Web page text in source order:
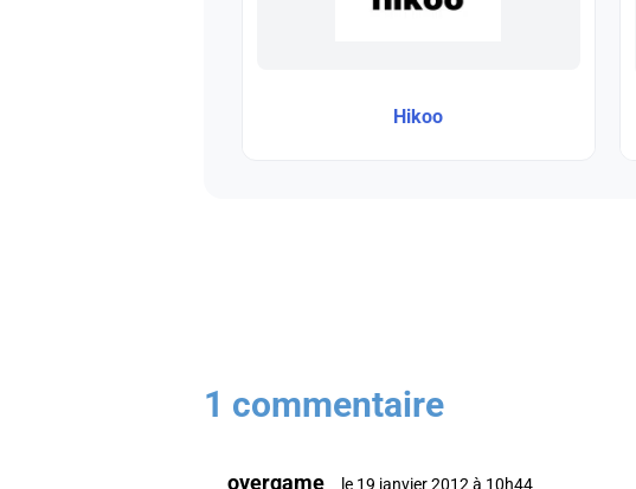
Hikoo
1 commentaire
overgame le 19 janvier 2012 à 10h44